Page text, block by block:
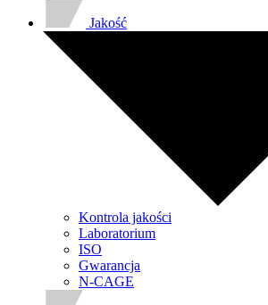
Jakość
Kontrola jakości
Laboratorium
ISO
Gwarancja
N-CAGE